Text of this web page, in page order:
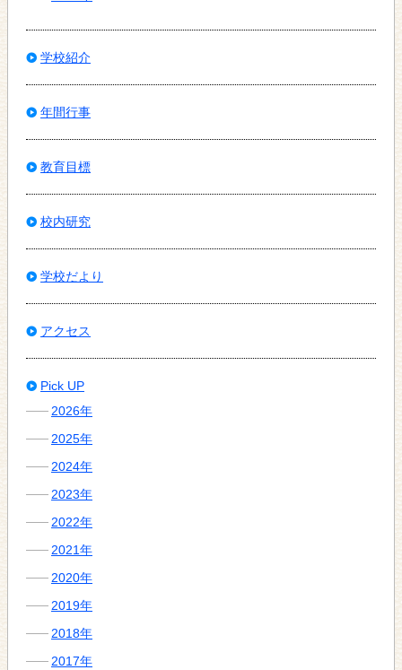
学校紹介
年間行事
教育目標
校内研究
学校だより
アクセス
Pick UP
2026年
2025年
2024年
2023年
2022年
2021年
2020年
2019年
2018年
2017年